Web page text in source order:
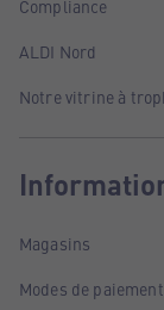
Compliance
ALDI Nord
Notre vitrine à
Magasins
Modes de paiement